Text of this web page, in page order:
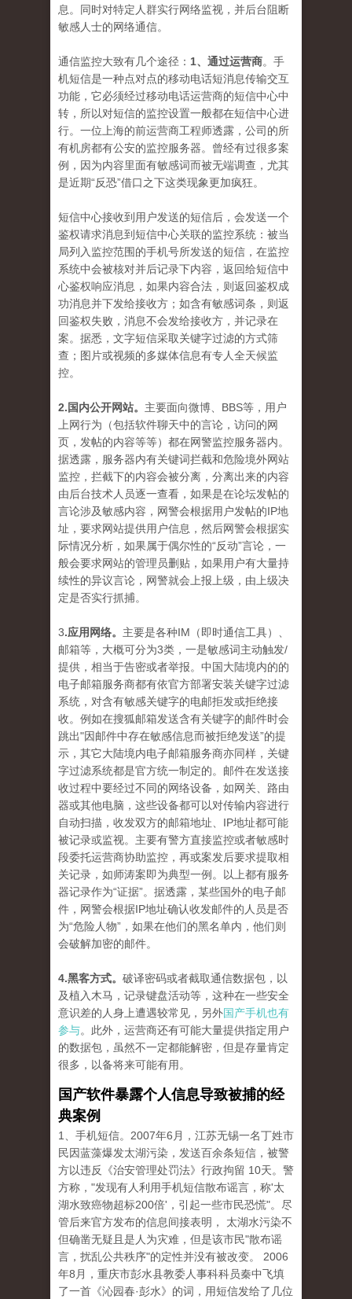
息。同时对特定人群实行网络监视，并后台阻断
敏感人士的网络通信。
通信监控大致有几个途径： 1、通过运营商。手
机短信是一种点对点的移动电话短消息传输交互
功能，它必须经过移动电话运营商的短信中心中
转，所以对短信的监控设置一般都在短信中心进
行。一位上海的前运营商工程师透露，公司的所
有机房都有公安的监控服务器。曾经有过很多案
例，因为内容里面有敏感词而被无端调查，尤其
是近期“反恐”借口之下这类现象更加疯狂。
短信中心接收到用户发送的短信后，会发送一个
鉴权请求消息到短信中心关联的监控系统：被当
局列入监控范围的手机号所发送的短信，在监控
系统中会被核对并后记录下内容，返回给短信中
心鉴权响应消息，如果内容合法，则返回鉴权成
功消息并下发给接收方；如含有敏感词条，则返
回鉴权失败，消息不会发给接收方，并记录在
案。据悉，文字短信采取关键字过滤的方式筛
查；图片或视频的多媒体信息有专人全天候监
控。
2.国内公开网站。 主要面向微博、BBS等，用户
上网行为（包括软件聊天中的言论，访问的网
页，发帖的内容等等）都在网警监控服务器内。
据透露，服务器内有关键词拦截和危险境外网站
监控，拦截下的内容会被分离，分离出来的内容
由后台技术人员逐一查看，如果是在论坛发帖的
言论涉及敏感内容，网警会根据用户发帖的IP地
址，要求网站提供用户信息，然后网警会根据实
际情况分析，如果属于偶尔性的“反动”言论，一
般会要求网站的管理员删贴，如果用户有大量持
续性的异议言论，网警就会上报上级，由上级决
定是否实行抓捕。
3.应用网络。 主要是各种IM（即时通信工具）、
邮箱等，大概可分为3类，一是敏感词主动触发/
提供，相当于告密或者举报。中国大陆境内的的
电子邮箱服务商都有依官方部署安装关键字过滤
系统，对含有敏感关键字的电邮拒发或拒绝接
收。例如在搜狐邮箱发送含有关键字的邮件时会
跳出"因邮件中存在敏感信息而被拒绝发送”的提
示，其它大陆境内电子邮箱服务商亦同样，关键
字过滤系统都是官方统一制定的。邮件在发送接
收过程中要经过不同的网络设备，如网关、路由
器或其他电脑，这些设备都可以对传输内容进行
自动扫描，收发双方的邮箱地址、IP地址都可能
被记录或监视。主要有警方直接监控或者敏感时
段委托运营商协助监控，再或案发后要求提取相
关记录，如师涛案即为典型一例。以上都有服务
器记录作为“证据”。据透露，某些国外的电子邮
件，网警会根据IP地址确认收发邮件的人员是否
为“危险人物”，如果在他们的黑名单内，他们则
会破解加密的邮件。
4.黑客方式。 破译密码或者截取通信数据包，以
及植入木马，记录键盘活动等，这种在一些安全
意识差的人身上遭遇较常见，另外国产手机也有
参与。此外，运营商还有可能大量提供指定用户
的数据包，虽然不一定都能解密，但是存量肯定
很多，以备将来可能有用。
国产软件暴露个人信息导致被捕的经
典案例
1、手机短信。2007年6月，江苏无锡一名丁姓市
民因蓝藻爆发太湖污染，发送百余条短信，被警
方以违反《治安管理处罚法》行政拘留 10天。警
方称，"发现有人利用手机短信散布谣言，称'太
湖水致癌物超标200倍'，引起一些市民恐慌"。尽
管后来官方发布的信息间接表明， 太湖水污染不
但确凿无疑且是人为灾难，但是该市民"散布谣
言，扰乱公共秩序"的定性并没有被改变。 2006
年8月，重庆市彭水县教委人事科科员秦中飞填
了一首《沁园春·彭水》的词，用短信发给了几位